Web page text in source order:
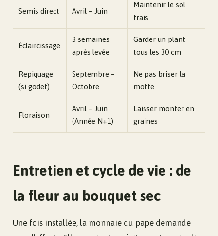
Semis direct Avril – Juin
Maintenir le sol
frais
Éclaircissage
3 semaines
après levée
Garder un plant
tous les 30 cm
Repiquage
(si godet)
Septembre –
Octobre
Ne pas briser la
motte
Floraison
Avril – Juin
(Année N+1)
Laisser monter en
graines
Entretien et cycle de vie : de
la fleur au bouquet sec
Une fois installée, la monnaie du pape demande